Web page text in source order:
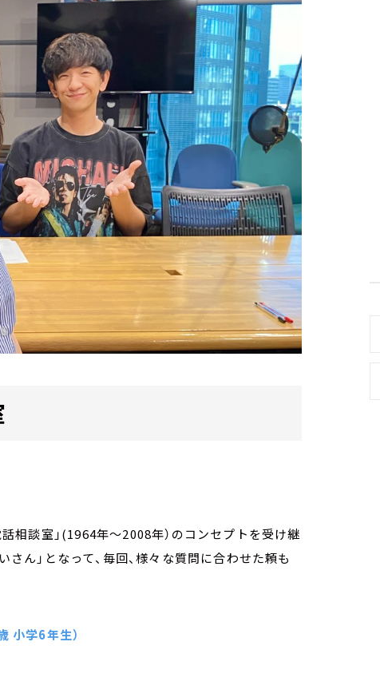
相談室」(1964年～2008年）のコンセプトを受け継
ん」となって、毎回、様々な質問に合わせた頼も
小学6年生）